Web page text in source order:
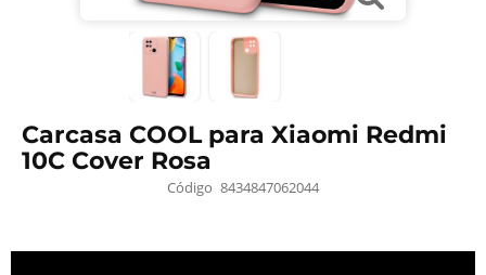
Carcasa COOL para Xiaomi Redmi
10C Cover Rosa
Código 8434847062044